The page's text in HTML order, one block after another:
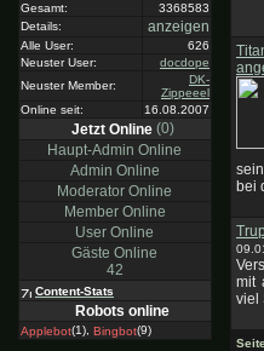
Gesamt:
3368583
Details:
anzeigen
Alle User:
626
Neuster User:
docdope
Neuster Member:
DK-
Zippeeel
Online seit:
16.08.2007
Jetzt Online (0)
Haupt-Admin Online
Admin Online
Moderator Online
Member Online
User Online
Gäste Online
42
Content-Stats
Robots online
Applebot(1), Bingbot(9)
bei
mit
viel